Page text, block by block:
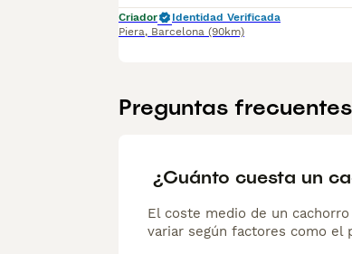
Criador
Identidad Verificada
Piera, Barcelona (90km)
Preguntas frecuentes
¿Cuánto cuesta un
El coste medio de un
variar según factores como el